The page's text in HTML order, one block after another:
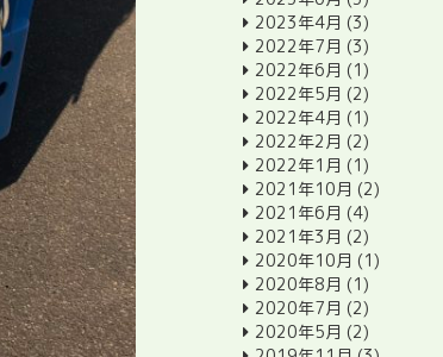
2023年4月 (3)
2022年7月 (3)
2022年6月 (1)
2022年5月 (2)
2022年4月 (1)
2022年2月 (2)
2022年1月 (1)
2021年10月 (2)
2021年6月 (4)
2021年3月 (2)
2020年10月 (1)
2020年8月 (1)
2020年7月 (2)
2020年5月 (2)